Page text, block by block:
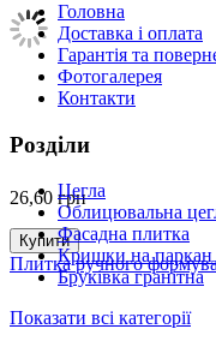
26,60 грн
Купити
Плитка ручного
Головна
Доставка і оплата
Гарантія та
Фотогалерея
Контакти
Розділи
Цегла
Облицювальна
Фасадна плитка
Кришки на
Бруківка гранітна
Показати всі категорії